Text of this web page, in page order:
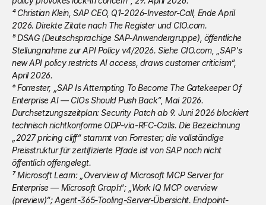
⁴ Christian Klein, SAP CEO, Q1-2026-Investor-Call, Ende April
2026. Direkte Zitate nach The Register und CIO.com.
⁵ DSAG (Deutschsprachige SAP-Anwendergruppe), öffentliche
Stellungnahme zur API Policy v4/2026. Siehe CIO.com, „SAP's
new API policy restricts AI access, draws customer criticism“,
April 2026.
⁶ Forrester, „SAP Is Attempting To Become The Gatekeeper Of
Enterprise AI — CIOs Should Push Back“, Mai 2026.
Durchsetzungszeitplan: Security Patch ab 9. Juni 2026 blockiert
technisch nichtkonforme ODP-via-RFC-Calls. Die Bezeichnung
„2027 pricing cliff“ stammt von Forrester; die vollständige
Preisstruktur für zertifizierte Pfade ist von SAP noch nicht
öffentlich offengelegt.
⁷ Microsoft Learn: „Overview of Microsoft MCP Server for
Enterprise — Microsoft Graph“; „Work IQ MCP overview
(preview)“; Agent-365-Tooling-Server-Übersicht. Endpoint-